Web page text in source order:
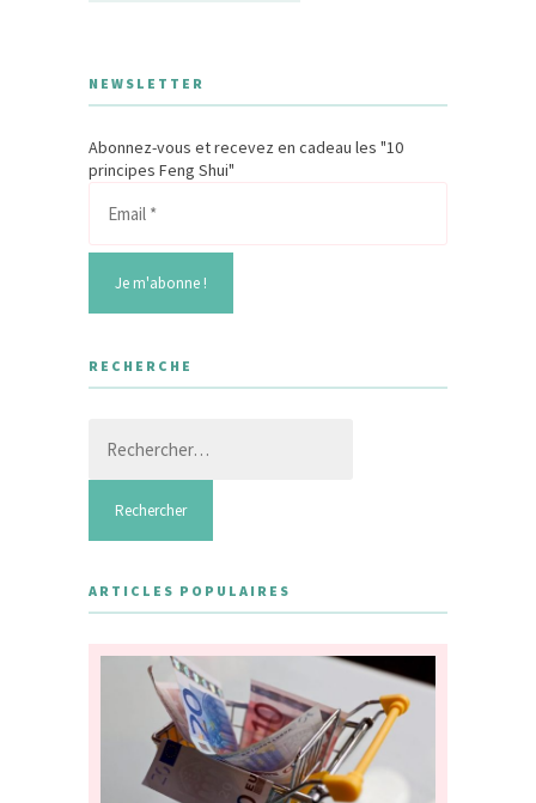
NEWSLETTER
Abonnez-vous et recevez en cadeau les "10
principes Feng Shui"
RECHERCHE
ARTICLES POPULAIRES